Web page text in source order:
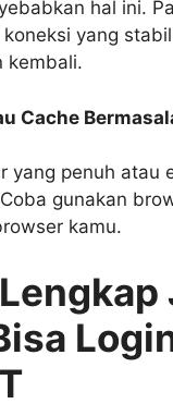
hal ini.
yang
kembali.
Cache
yang penuh atau
gunakan
kamu.